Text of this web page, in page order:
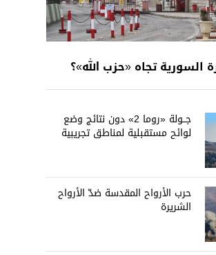
السورية تجاه «حزب الله»؟
جــولة «روما 2» دون نتائج وضع
لوائح مستقبلية لمناطق تجريبية
حرب الأرواح المقدسة ضدّ الأرواح
الشريرة